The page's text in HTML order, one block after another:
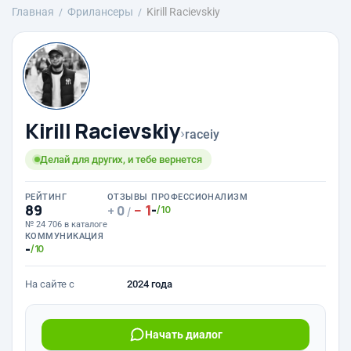
Главная Фрилансеры Kirill Racievskiy
Kirill Racievskiy›raceiy
Делай для других, и тебе вернется
РЕЙТИНГ
89
№ 24 706 в каталоге
ОТЗЫВЫ
0 / 1
ПРОФЕССИОНАЛИЗМ
-/10
КОММУНИКАЦИЯ
-/10
На сайте с 2024 года
Начать диалог